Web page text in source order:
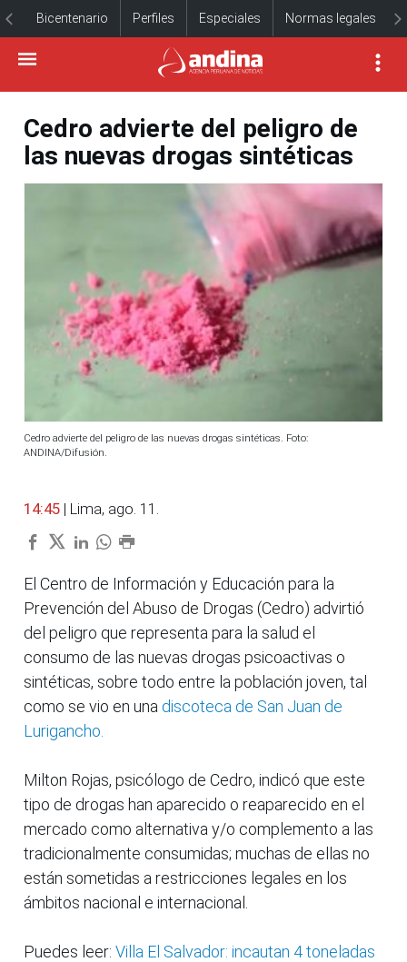
Bicentenario Perfiles Especiales Normas legales
Cedro advierte del peligro de
las nuevas drogas sintéticas
Cedro advierte del peligro de las nuevas drogas sintéticas. Foto:
ANDINA/Difusión.
14:45 | Lima, ago. 11.
El Centro de Información y Educación para la
Prevención del Abuso de Drogas (Cedro) advirtió
del peligro que representa para la salud el
consumo de las nuevas drogas psicoactivas o
sintéticas, sobre todo entre la población joven, tal
como se vio en una discoteca de San Juan de
Lurigancho.
Milton Rojas, psicólogo de Cedro, indicó que este
tipo de drogas han aparecido o reaparecido en el
mercado como alternativa y/o complemento a las
tradicionalmente consumidas; muchas de ellas no
están sometidas a restricciones legales en los
ámbitos nacional e internacional.
Puedes leer: Villa El Salvador: incautan 4 toneladas